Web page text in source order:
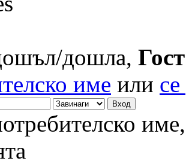
дошла, Гост
име или